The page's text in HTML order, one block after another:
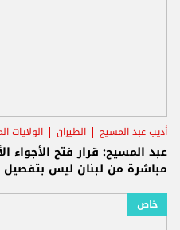
أديب عبد المسيح الطيران الولايات
عبد المسيح: قرار فتح الأجواء
مباشرة من لبنان ليس بتفصيل
خاص